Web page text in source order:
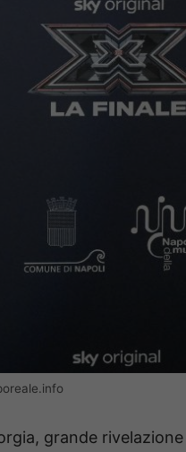
grande rivelazione